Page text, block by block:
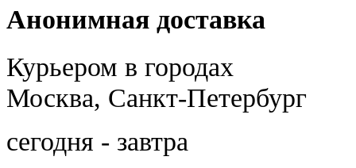
Анонимная доставка
Курьером в городах
Москва, Санкт-Петербург
сегодня - завтра